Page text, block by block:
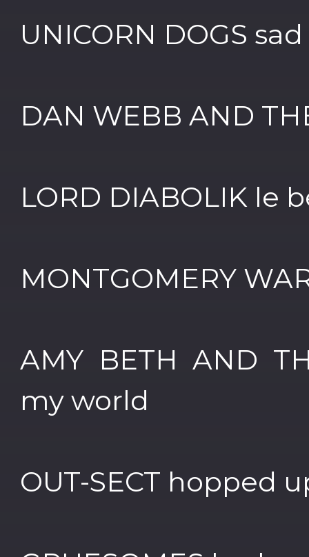
UNICORN DOGS
DAN WEBB AND
LORD DIABOLIK le
MONTGOMERY
AMY BETH AND
my world
OUT-SECT hopped